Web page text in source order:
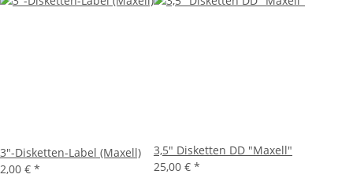
3"-Disketten-Label (Maxell)
2,00 € *
3,5" Disketten DD "Maxell"
25,00 € *